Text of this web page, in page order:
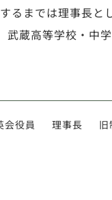
るまでは理事長と
武蔵高等学校・中
会役員 理事長 旧